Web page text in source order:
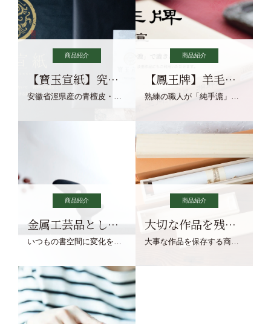
商品紹介
【寶玉宣紙】究極の純粋な宣紙を目指す寶玉宣紙
商品紹介
【鳳王牌】羊毛筆×濃墨での揮毫に最適な宣紙系画仙紙
商品紹介
金属工芸品としての文鎮
商品紹介
大切な作品を残す作品保存商品